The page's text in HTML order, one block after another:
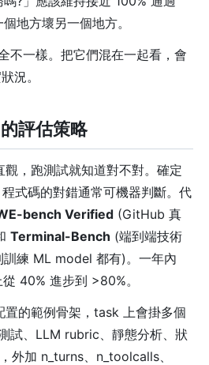
地方壞另一個地方。
不一樣。把它們混在一起看，會
況。
評估策略
觀，跑測試就知道對不對。確定
式碼的對錯通常可機器判斷。代
bench Verified (GitHub 真
Terminal-Bench (端到端技術
練 ML model 都有)。一年內
40% 進步到 >80%。
的範例骨架，task 上會掛多個
試、LLM rubric、靜態分析、狀
外加 n_turns、n_toolcalls、